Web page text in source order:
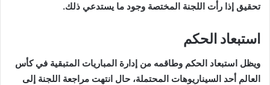
تحقيق إذا رأت اللجنة المختصة وجود ما يستدعي ذلك.
استبعاد الحكم
ويظل استبعاد الحكم وطاقمه من إدارة المباريات المتبقية في كأس
العالم أحد السيناريوهات المحتملة، حال انتهت مراجعة اللجنة إلى